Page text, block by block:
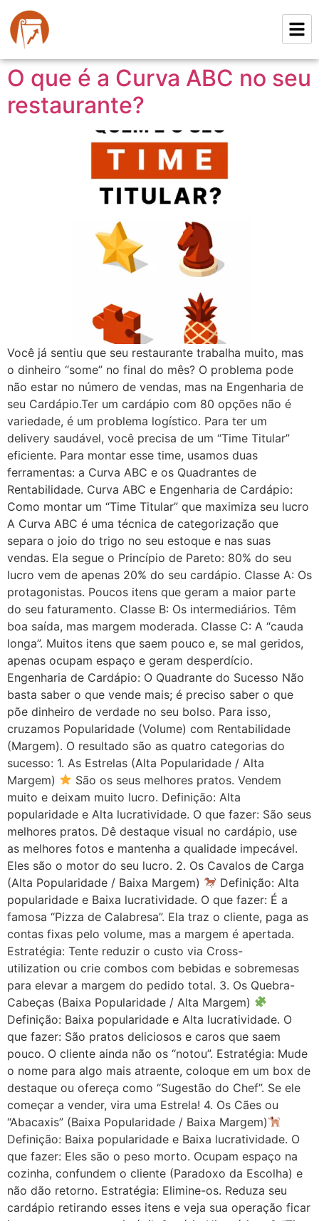
O que é a Curva ABC no seu
restaurante?
Você já sentiu que seu restaurante trabalha muito, mas
o dinheiro “some” no final do mês? O problema pode
não estar no número de vendas, mas na Engenharia de
seu Cardápio.Ter um cardápio com 80 opções não é
variedade, é um problema logístico. Para ter um
delivery saudável, você precisa de um “Time Titular”
eficiente. Para montar esse time, usamos duas
ferramentas: a Curva ABC e os Quadrantes de
Rentabilidade. Curva ABC e Engenharia de Cardápio:
Como montar um “Time Titular” que maximiza seu lucro
A Curva ABC é uma técnica de categorização que
separa o joio do trigo no seu estoque e nas suas
vendas. Ela segue o Princípio de Pareto: 80% do seu
lucro vem de apenas 20% do seu cardápio. Classe A: Os
protagonistas. Poucos itens que geram a maior parte
do seu faturamento. Classe B: Os intermediários. Têm
boa saída, mas margem moderada. Classe C: A “cauda
longa”. Muitos itens que saem pouco e, se mal geridos,
apenas ocupam espaço e geram desperdício.
Engenharia de Cardápio: O Quadrante do Sucesso Não
basta saber o que vende mais; é preciso saber o que
põe dinheiro de verdade no seu bolso. Para isso,
cruzamos Popularidade (Volume) com Rentabilidade
(Margem). O resultado são as quatro categorias do
sucesso: 1. As Estrelas (Alta Popularidade / Alta
Margem)
São os seus melhores pratos. Vendem
muito e deixam muito lucro. Definição: Alta
popularidade e Alta lucratividade. O que fazer: São seus
melhores pratos. Dê destaque visual no cardápio, use
as melhores fotos e mantenha a qualidade impecável.
Eles são o motor do seu lucro. 2. Os Cavalos de Carga
(Alta Popularidade / Baixa Margem)
Definição: Alta
popularidade e Baixa lucratividade. O que fazer: É a
famosa “Pizza de Calabresa”. Ela traz o cliente, paga as
contas fixas pelo volume, mas a margem é apertada.
Estratégia: Tente reduzir o custo via Cross-
utilization ou crie combos com bebidas e sobremesas
para elevar a margem do pedido total. 3. Os Quebra-
Cabeças (Baixa Popularidade / Alta Margem)
Definição: Baixa popularidade e Alta lucratividade. O
que fazer: São pratos deliciosos e caros que saem
pouco. O cliente ainda não os “notou”. Estratégia: Mude
o nome para algo mais atraente, coloque em um box de
destaque ou ofereça como “Sugestão do Chef”. Se ele
começar a vender, vira uma Estrela! 4. Os Cães ou
“Abacaxis” (Baixa Popularidade / Baixa Margem)
Definição: Baixa popularidade e Baixa lucratividade. O
que fazer: Eles são o peso morto. Ocupam espaço na
cozinha, confundem o cliente (Paradoxo da Escolha) e
não dão retorno. Estratégia: Elimine-os. Reduza seu
cardápio retirando esses itens e veja sua operação ficar